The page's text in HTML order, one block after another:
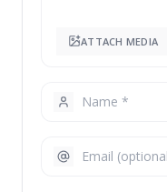
ATTACH MEDIA